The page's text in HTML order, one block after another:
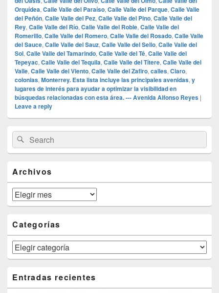
Orquídea, Calle Valle del Paraíso, Calle Valle del Parque, Calle Valle
del Peñón, Calle Valle del Pez, Calle Valle del Pino, Calle Valle del
Rey, Calle Valle del Río, Calle Valle del Roble, Calle Valle del
Romerillo, Calle Valle del Romero, Calle Valle del Rosado, Calle Valle
del Sauce, Calle Valle del Sauz, Calle Valle del Sello, Calle Valle del
Sol, Calle Valle del Tamarindo, Calle Valle del Té, Calle Valle del
Tepeyac, Calle Valle del Tequila, Calle Valle del Títere, Calle Valle del
Valle, Calle Valle del Viento, Calle Valle del Zafiro, calles, Claro,
colonias, Monterrey. Esta lista incluye las principales avenidas, y
lugares de interés para ayudar a optimizar la visibilidad en
búsquedas relacionadas con esta área. --- Avenida Alfonso Reyes |
Leave a reply
Primary
Sidebar
Widget
Area
Search
for:
Search
Archivos
Archivos
Categorías
Categorías
Entradas recientes